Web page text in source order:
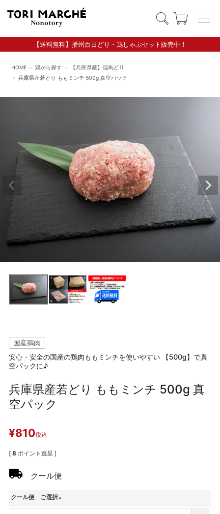
【送料無料】播州百日どり・鶏しゃぶセット販売中！
HOME 鶏から探す
【兵庫県産】但馬どり
兵庫県産若どり ももミンチ 500g 真空パック
国産鶏肉
安心・安全の国産の鶏肉ももミンチを使いやすい 【500g】で真
空パックに♪
兵庫県産若どり ももミンチ 500g 真
空パック
¥810税込
[ 8 ポイント進呈 ]
クール便
クール便 ご選択
(